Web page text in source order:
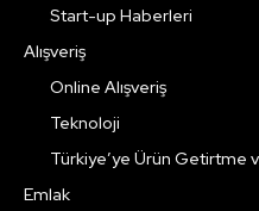
Start-up Haberleri
Alışveriş
Online Alışveriş
Teknoloji
Türkiye’ye Ürün Getirtme
Emlak